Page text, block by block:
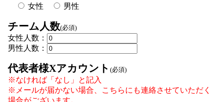
女性 男性
チーム人数(必須)
女性人数：
男性人数：
代表者様Xアカウント (必須)
※なければ「なし」と記入
※メールが届かない場合、こちらにも連絡させていただく
場合がございます。